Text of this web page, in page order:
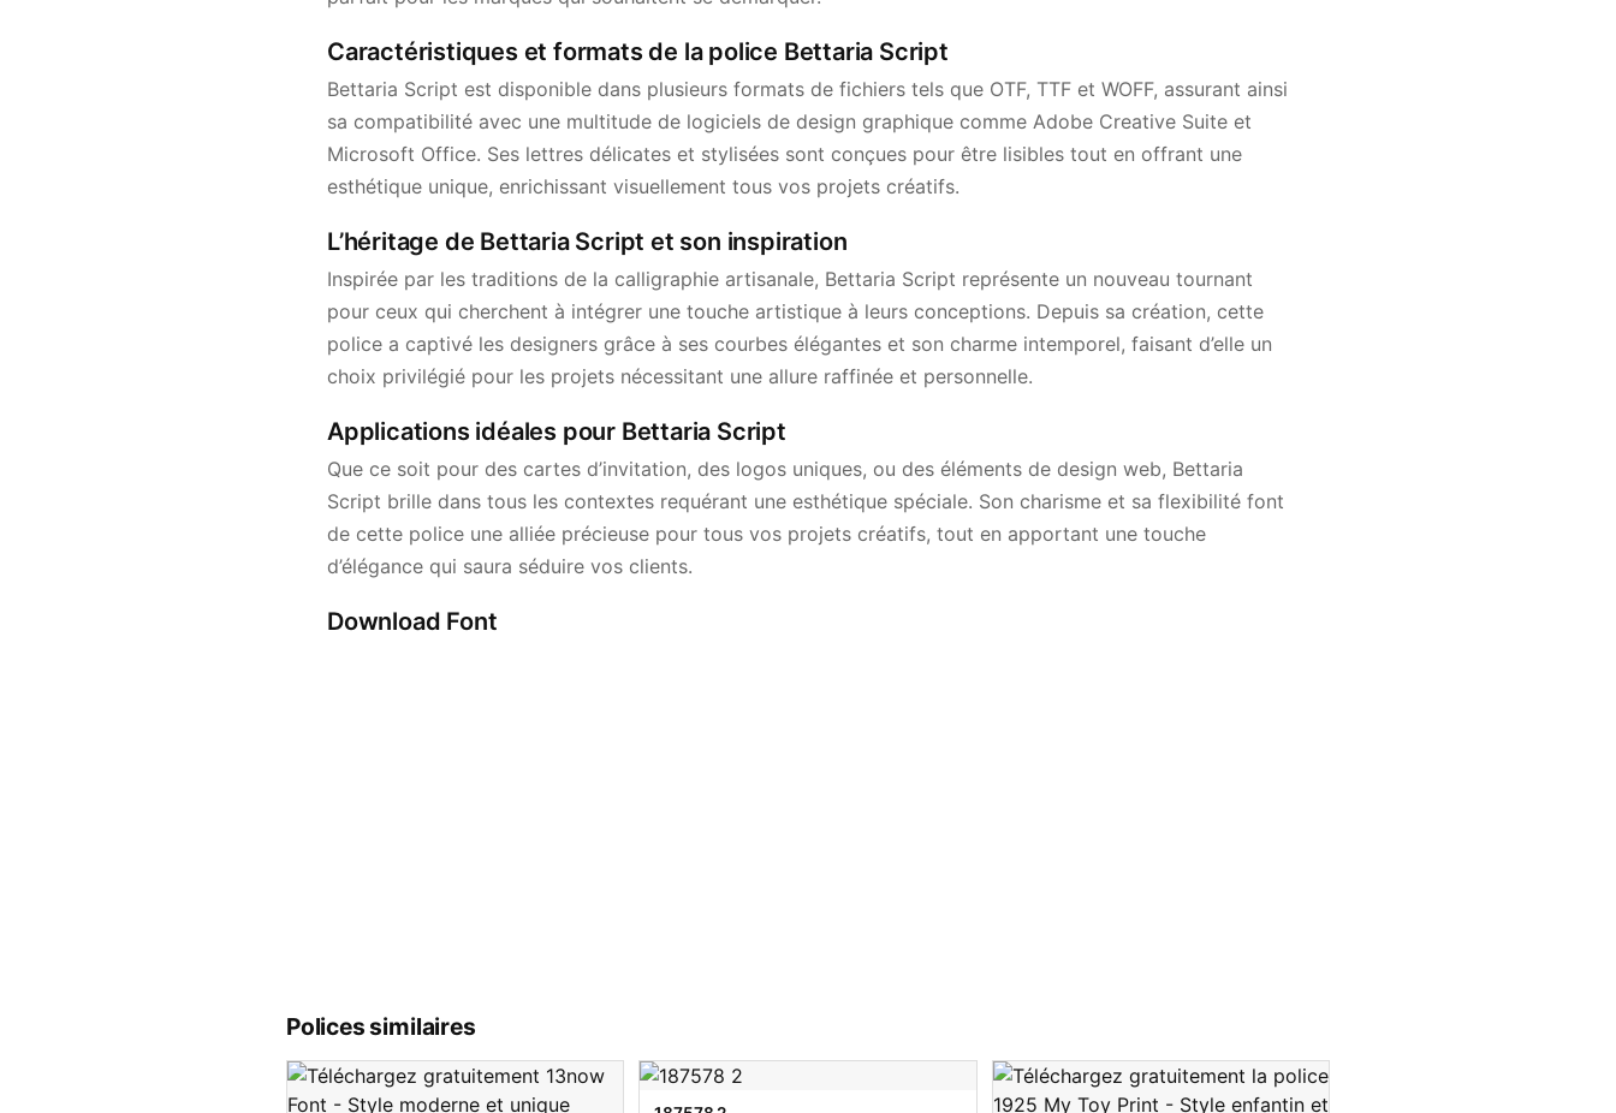
Caractéristiques et formats de la police Bettaria Script
Bettaria Script est disponible dans plusieurs formats de fichiers tels que OTF, TTF et WOFF, assurant ainsi
sa compatibilité avec une multitude de logiciels de design graphique comme Adobe Creative Suite et
Microsoft Office. Ses lettres délicates et stylisées sont conçues pour être lisibles tout en offrant une
esthétique unique, enrichissant visuellement tous vos projets créatifs.
L’héritage de Bettaria Script et son inspiration
Inspirée par les traditions de la calligraphie artisanale, Bettaria Script représente un nouveau tournant
pour ceux qui cherchent à intégrer une touche artistique à leurs conceptions. Depuis sa création, cette
police a captivé les designers grâce à ses courbes élégantes et son charme intemporel, faisant d’elle un
choix privilégié pour les projets nécessitant une allure raffinée et personnelle.
Applications idéales pour Bettaria Script
Que ce soit pour des cartes d’invitation, des logos uniques, ou des éléments de design web, Bettaria
Script brille dans tous les contextes requérant une esthétique spéciale. Son charisme et sa flexibilité font
de cette police une alliée précieuse pour tous vos projets créatifs, tout en apportant une touche
d’élégance qui saura séduire vos clients.
Download Font
Polices similaires